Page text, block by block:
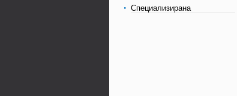
Специализирана